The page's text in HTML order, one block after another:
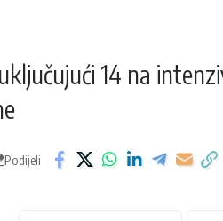
14 na
Podijeli